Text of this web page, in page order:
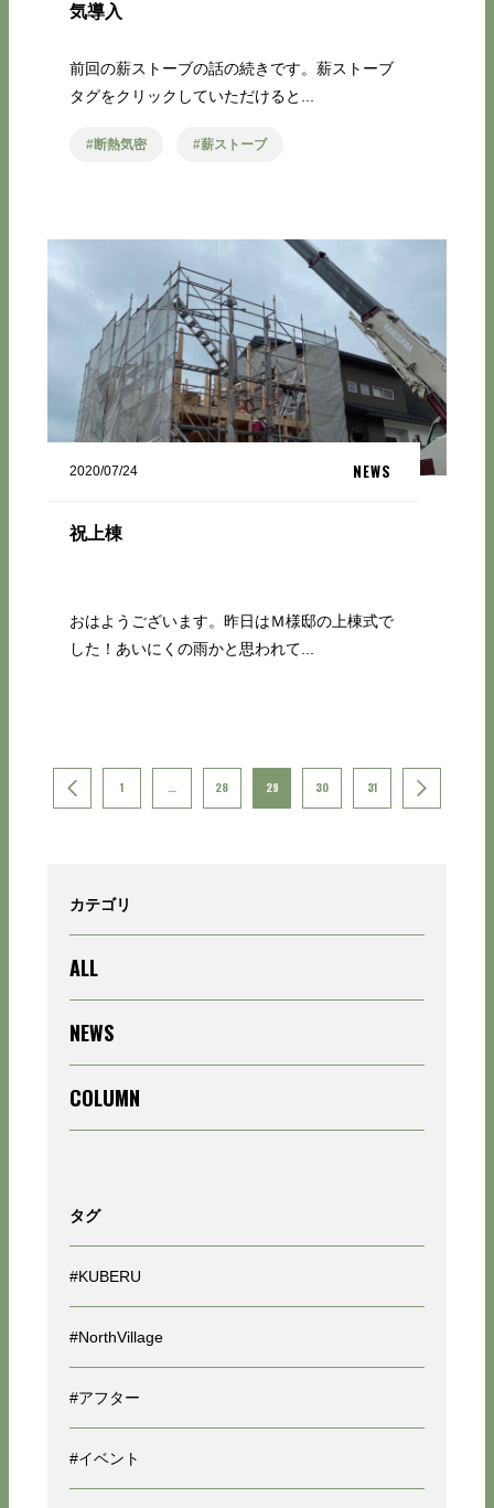
カテゴリ
ALL
NEWS
COLUMN
タグ
#KUBERU
#NorthVillage
#アフター
#イベント
気導入
前回の薪ストーブの話の続きです。薪ストーブ
タグをクリックしていただけると...
断熱気密 薪ストーブ
2020/07/24 NEWS
祝上棟
おはようございます。昨日はＭ様邸の上棟式で
した！あいにくの雨かと思われて...
1 … 28 29 30 31